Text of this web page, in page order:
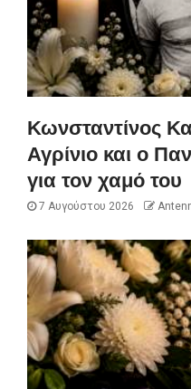
Κωνσταντίνος
Αγρίνιο και ο
για τον χαμό του
7 Αυγούστου 2026